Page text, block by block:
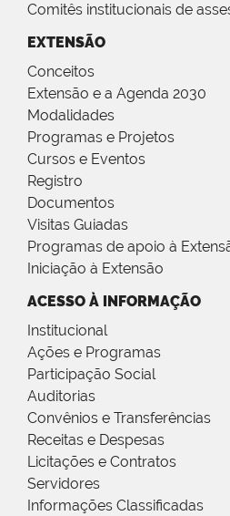
Comitês institucionais de
EXTENSÃO
Conceitos
Extensão e a Agenda 2030
Modalidades
Programas e Projetos
Cursos e Eventos
Registro
Documentos
Visitas Guiadas
Programas de apoio à
Iniciação à Extensão
ACESSO À INFORMAÇÃO
Institucional
Ações e Programas
Participação Social
Auditorias
Convênios e Transferências
Receitas e Despesas
Licitações e Contratos
Servidores
Informações Classificadas